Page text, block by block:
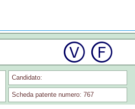
Candidato:
Scheda patente numero: 767